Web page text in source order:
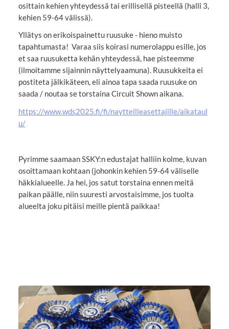
osittain kehien yhteydessä tai erillisellä pisteellä (halli 3,
kehien 59-64 välissä).
Yllätys on erikoispainettu ruusuke - hieno muisto
tapahtumasta! Varaa siis koirasi numerolappu esille, jos
et saa ruusuketta kehän yhteydessä, hae pisteemme
(ilmoitamme sijainnin näyttelyaamuna). Ruusukkeita ei
postiteta jälkikäteen, eli ainoa tapa saada ruusuke on
saada / noutaa se torstaina Circuit Shown aikana.
https://www.wds2025.fi/fi/naytteilleasettajille/aikataul
u/
Pyrimme saamaan SSKY:n edustajat halliin kolme, kuvan
osoittamaan kohtaan (johonkin kehien 59-64 väliselle
häkkialueelle. Ja hei, jos satut torstaina ennen meitä
paikan päälle, niin suuresti arvostaisimme, jos tuolta
alueelta joku pitäisi meille pientä paikkaa!